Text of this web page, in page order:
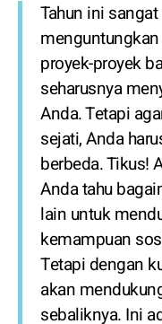
Tahun ini
proyek-proyek
seharusnya
Anda. Tetapi
sejati, Anda
berbeda. Tikus!
Anda tahu
lain untuk
kemampuan
Tetapi dengan
akan
sebaliknya. Ini